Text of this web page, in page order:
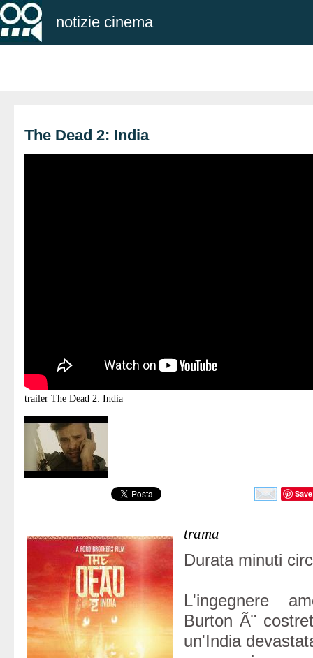
notizie cinema
The Dead 2: India
trailer The Dead 2: India
Save
trama
Durata minuti
L'ingegnere
Burton Ã¨
un'India